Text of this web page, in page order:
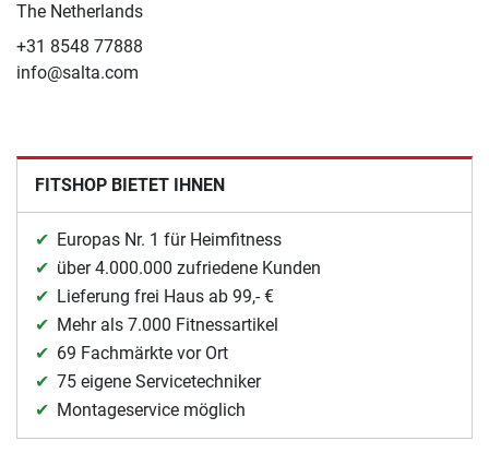
The Netherlands
+31 8548 77888
info@salta.com
FITSHOP BIETET IHNEN
Europas Nr. 1 für Heimfitness
über 4.000.000 zufriedene Kunden
Lieferung frei Haus ab 99,- €
Mehr als 7.000 Fitnessartikel
69 Fachmärkte vor Ort
75 eigene Servicetechniker
Montageservice möglich